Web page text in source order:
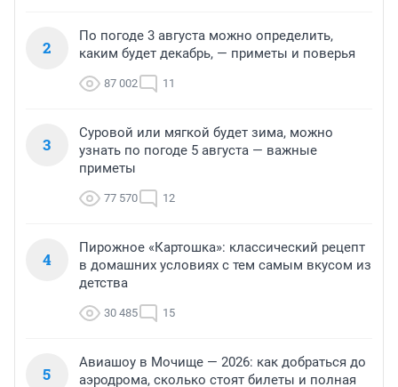
2
По погоде 3 августа можно определить,
каким будет декабрь, — приметы и поверья
87 002 11
3
Суровой или мягкой будет зима, можно
узнать по погоде 5 августа — важные
приметы
77 570 12
4
Пирожное «Картошка»: классический рецепт
в домашних условиях с тем самым вкусом из
детства
30 485 15
5
Авиашоу в Мочище — 2026: как добраться до
аэродрома, сколько стоят билеты и полная